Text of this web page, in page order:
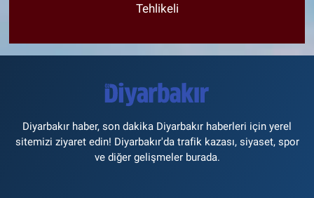
Tehlikeli
Diyarbakır haber, son dakika Diyarbakır haberleri için yerel
sitemizi ziyaret edin! Diyarbakır'da trafik kazası, siyaset, spor
ve diğer gelişmeler burada.